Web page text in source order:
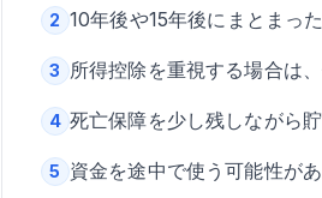
2 10年後や15年後にまとまっ
3 所得控除を重視する場合は
4 死亡保障を少し残しながら
5 資金を途中で使う可能性が